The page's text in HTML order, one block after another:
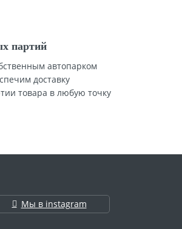
партий
автопарком
доставку
товара в любую точку
Мы в instagram